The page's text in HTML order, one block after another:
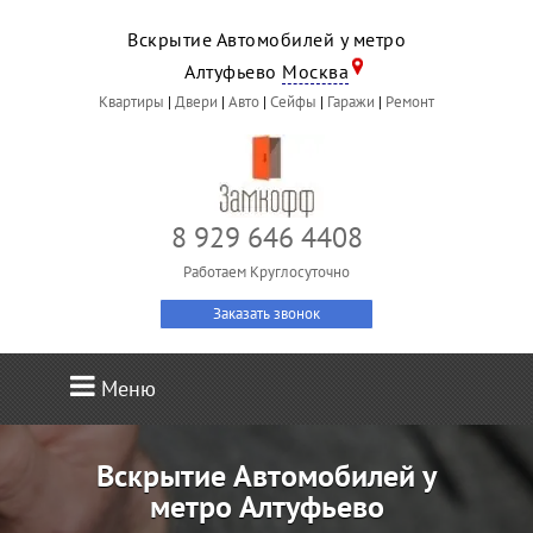
Вскрытие Автомобилей у метро
Алтуфьево Москва
Квартиры | Двери | Авто | Сейфы | Гаражи | Ремонт
8 929 646 4408
Работаем Круглосуточно
Заказать звонок
Меню
Вскрытие Автомобилей у
метро Алтуфьево